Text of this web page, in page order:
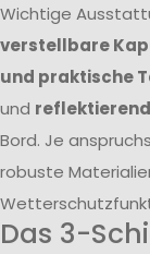
Wichtige
verstellbare
und praktische
und
Bord. Je
robuste
Das 3-